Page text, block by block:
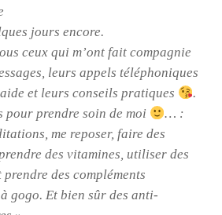
jours encore.
ceux qui m’ont fait compagnie
leurs appels téléphoniques
et leurs conseils pratiques
.
pour prendre soin de moi
… :
me reposer, faire des
des vitamines, utiliser des
des compléments
gogo. Et bien sûr des anti-